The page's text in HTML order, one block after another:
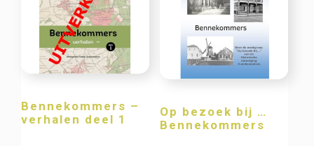
Bennekommers –
verhalen deel 1
Op bezoek bij …
Bennekommers